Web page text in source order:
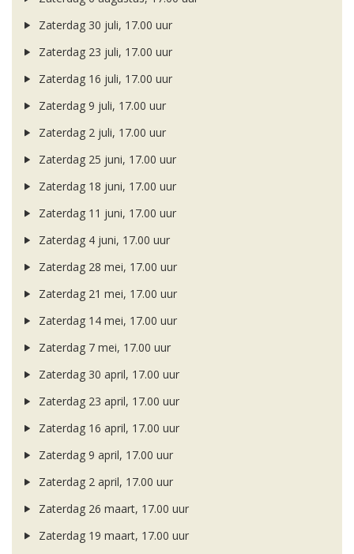
Zaterdag 30 juli, 17.00 uur
Zaterdag 23 juli, 17.00 uur
Zaterdag 16 juli, 17.00 uur
Zaterdag 9 juli, 17.00 uur
Zaterdag 2 juli, 17.00 uur
Zaterdag 25 juni, 17.00 uur
Zaterdag 18 juni, 17.00 uur
Zaterdag 11 juni, 17.00 uur
Zaterdag 4 juni, 17.00 uur
Zaterdag 28 mei, 17.00 uur
Zaterdag 21 mei, 17.00 uur
Zaterdag 14 mei, 17.00 uur
Zaterdag 7 mei, 17.00 uur
Zaterdag 30 april, 17.00 uur
Zaterdag 23 april, 17.00 uur
Zaterdag 16 april, 17.00 uur
Zaterdag 9 april, 17.00 uur
Zaterdag 2 april, 17.00 uur
Zaterdag 26 maart, 17.00 uur
Zaterdag 19 maart, 17.00 uur